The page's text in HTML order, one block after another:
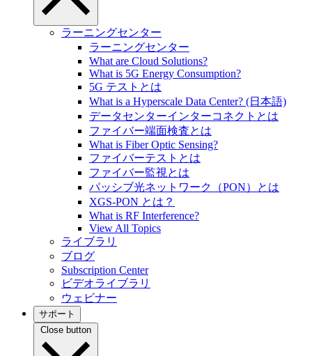
ラーニングセンター
ラーニングセンター
What are Cloud Solutions?
What is 5G Energy Consumption?
5G テストとは
What is a Hyperscale Data Center? (日本語)
データセンターインターコネクトとは
ファイバー端面検査とは
What is Fiber Optic Sensing?
ファイバーテストとは
ファイバー監視とは
パッシブ光ネットワーク（PON）とは
XGS-PON とは？
What is RF Interference?
View All Topics
ライブラリ
ブログ
Subscription Center
ビデオライブラリ
ウェビナー
サポート
Close button